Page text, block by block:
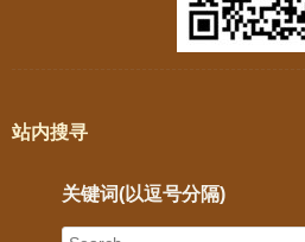
站内搜寻
关键词(以逗号分隔)